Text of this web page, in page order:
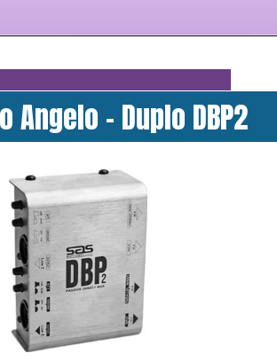
Angelo - Duplo DBP2